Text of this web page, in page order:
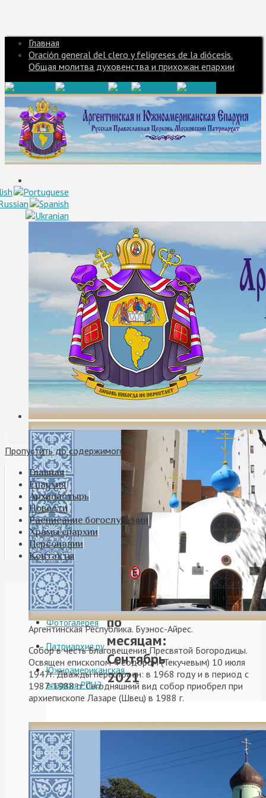
Главная
Oración general del clero y feligreses de la diócesis.
Общая молитва духовенства и прихожан епархии
Аргентинская Республика. Буэнос-Айрес.
Собор в честь Благовещения Пресвятой Богородицы.
Освящен епископом Феодором (Текучевым) 10 июля
1947г. Дважды перестроен: в 1968 году и в период с
1987-1988 гг. Сегодняшний вид собор приобрел при
архиепископе Лазаре (Швец) в 1988 г.
Пропустить до содержимого
Главная
Епархия
Архипастырь
Новости
Расписание богослужений
Храмы епархии
Персоналии
Контакты
Архивы
по
месяцам:
Сентябрь
2021
В
канун
й
Видео
Фотогалерея
Патриархия.ру
Южноамериканская
епархия РПЦЗ